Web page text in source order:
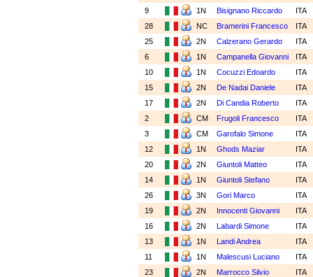
9
1N Bisignano Riccardo
ITA
28
NC Bramerini Francesco
ITA
25
2N Calzerano Gerardo
ITA
6
1N Campanella Giovanni
ITA
10
1N Cocuzzi Edoardo
ITA
15
2N De Nadai Daniele
ITA
17
2N Di Candia Roberto
ITA
2
CM Frugoli Francesco
ITA
3
CM Garofalo Simone
ITA
12
1N Ghods Maziar
ITA
20
2N Giuntoli Matteo
ITA
14
1N Giuntoli Stefano
ITA
26
3N Gori Marco
ITA
19
2N Innocenti Giovanni
ITA
16
2N Labardi Simone
ITA
13
1N Landi Andrea
ITA
11
1N Malescusi Luciano
ITA
23
2N Marrocco Silvio
ITA